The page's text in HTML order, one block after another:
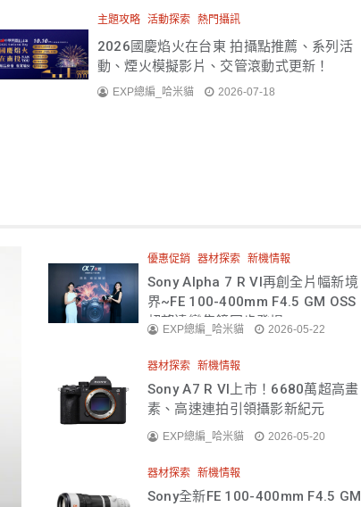
主題攻略 活動探索 熱門攝訊
2026國慶焰火在台東 拍攝點推薦、系列活
動、煙火模擬影片、交管滾動式更新！
EXP總編_哈米貓 2026-07-18
優惠促銷 器材探索 新機情報
Sony Alpha 7 R VI再創全片幅新境
界~FE 100-400mm F4.5 GM OSS
超望遠變焦鏡同步登場
EXP總編_哈米貓 2026-05-22
器材探索 新機情報
Sony A7 R VI上市！6680萬超高畫
素、高速連拍引領攝影新紀元
EXP總編_哈米貓 2026-05-20
器材探索 新機情報
Sony全新FE 100-400mm F4.5 GM